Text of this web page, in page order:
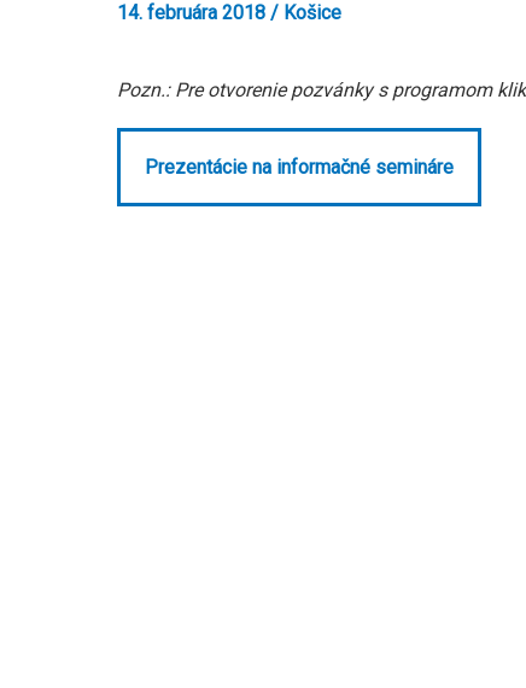
14. februára 2018 / Košice
Pozn.: Pre otvorenie pozvánky s programom
Prezentácie na informačné semináre